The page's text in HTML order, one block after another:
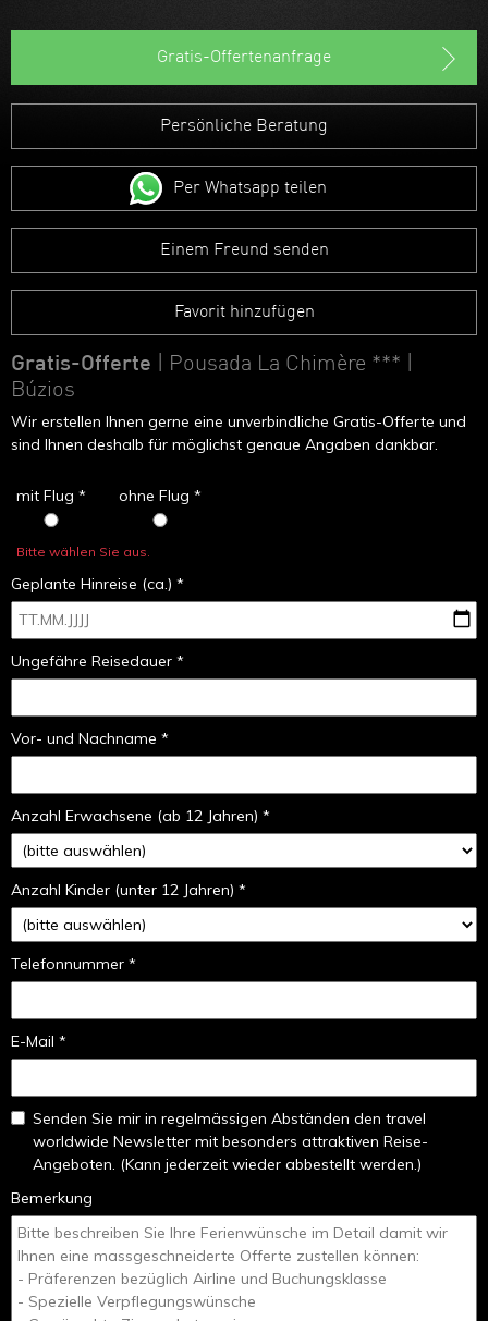
Gratis-Offertenanfrage
Persönliche Beratung
Per Whatsapp teilen
Einem Freund senden
Favorit hinzufügen
Gratis-Offerte | Pousada La Chimère ***
Búzios
Wir erstellen Ihnen gerne eine unverbindliche Gratis-Offerte und
sind Ihnen deshalb für möglichst genaue Angaben dankbar.
mit Flug * ohne Flug *
Bitte wählen Sie aus.
Geplante Hinreise (ca.) *
Ungefähre Reisedauer *
Vor- und Nachname *
Anzahl Erwachsene (ab 12 Jahren) *
Anzahl Kinder (unter 12 Jahren) *
Telefonnummer *
E-Mail *
Senden Sie mir in regelmässigen Abständen den travel
worldwide Newsletter mit besonders attraktiven Reise-
Angeboten. (Kann jederzeit wieder abbestellt werden.)
Bemerkung